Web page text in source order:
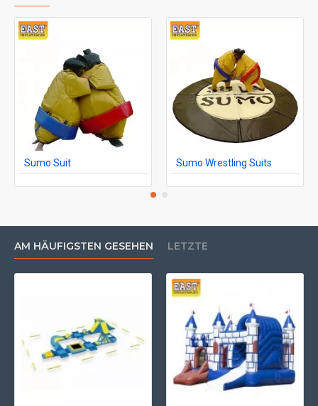
Sumo Suit Sumo Wrestling Suits
AM HÄUFIGSTEN GESEHEN LETZTE